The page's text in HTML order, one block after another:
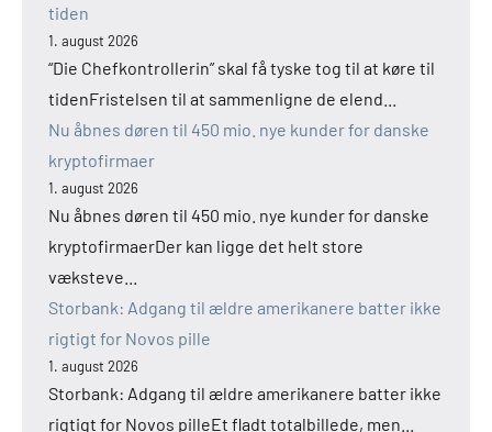
tiden
1. august 2026
“Die Chefkontrollerin” skal få tyske tog til at køre til
tidenFristelsen til at sammenligne de elend...
Nu åbnes døren til 450 mio. nye kunder for danske
kryptofirmaer
1. august 2026
Nu åbnes døren til 450 mio. nye kunder for danske
kryptofirmaerDer kan ligge det helt store
væksteve...
Storbank: Adgang til ældre amerikanere batter ikke
rigtigt for Novos pille
1. august 2026
Storbank: Adgang til ældre amerikanere batter ikke
rigtigt for Novos pilleEt fladt totalbillede, men...